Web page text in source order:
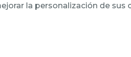
la personalización de sus